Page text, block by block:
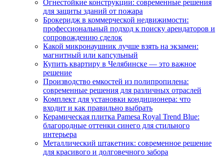
Огнестойкие конструкции: современные решения
для защиты зданий от пожара
Брокеридж в коммерческой недвижимости:
профессиональный подход к поиску арендаторов и
сопровождению сделок
Какой микронаушник лучше взять на экзамен:
магнитный или капсульный
Купить квартиру в Челябинске — это важное
решение
Производство емкостей из полипропилена:
современные решения для различных отраслей
Комплект для установки кондиционера: что
входит и как правильно выбрать
Керамическая плитка Pamesa Royal Trend Blue:
благородные оттенки синего для стильного
интерьера
Металлический штакетник: современное решение
для красивого и долговечного забора